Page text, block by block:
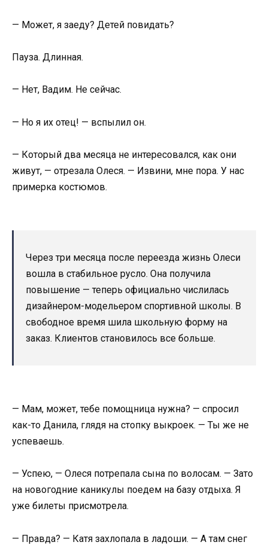
— Может, я заеду? Детей повидать?
Пауза. Длинная.
— Нет, Вадим. Не сейчас.
— Но я их отец! — вспылил он.
— Который два месяца не интересовался, как они
живут, — отрезала Олеся. — Извини, мне пора. У нас
примерка костюмов.
Через три месяца после переезда жизнь Олеси
вошла в стабильное русло. Она получила
повышение — теперь официально числилась
дизайнером-модельером спортивной школы. В
свободное время шила школьную форму на
заказ. Клиентов становилось все больше.
— Мам, может, тебе помощница нужна? — спросил
как-то Данила, глядя на стопку выкроек. — Ты же не
успеваешь.
— Успею, — Олеся потрепала сына по волосам. — Зато
на новогодние каникулы поедем на базу отдыха. Я
уже билеты присмотрела.
— Правда? — Катя захлопала в ладоши. — А там снег